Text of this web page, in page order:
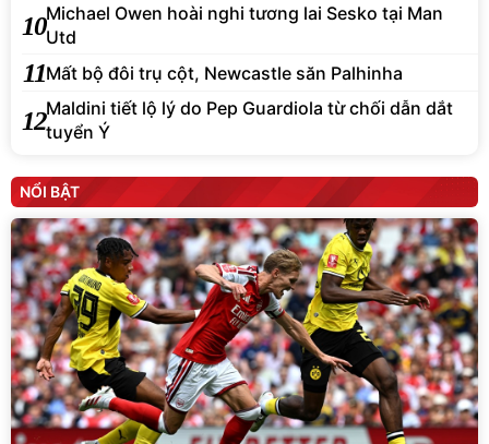
10Michael Owen hoài nghi tương lai Sesko tại Man
Utd
11Mất bộ đôi trụ cột, Newcastle săn Palhinha
12Maldini tiết lộ lý do Pep Guardiola từ chối dẫn dắt
tuyển Ý
NỔI BẬT